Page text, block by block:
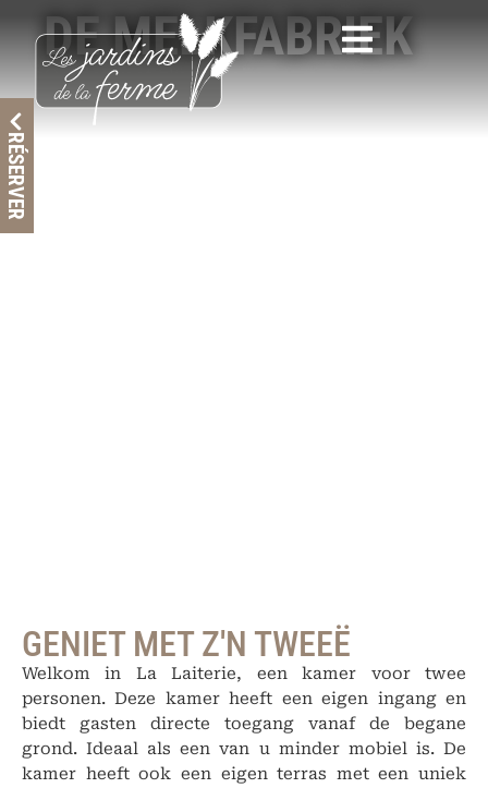
RÉSERVER
DE MELKFABRIEK
Geniet met z'n tweeën
GENIET MET Z'N TWEEË
Welkom in La Laiterie, een kamer voor twee
personen. Deze kamer heeft een eigen ingang en
biedt gasten directe toegang vanaf de begane
grond. Ideaal als een van u minder mobiel is. De
kamer heeft ook een eigen terras met een uniek